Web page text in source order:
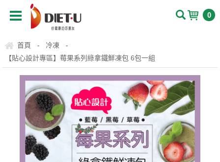
0
首頁 - 冷凍 -
【貼心設計專區】莓果系列綠拿鐵鮮凍包 6包一組